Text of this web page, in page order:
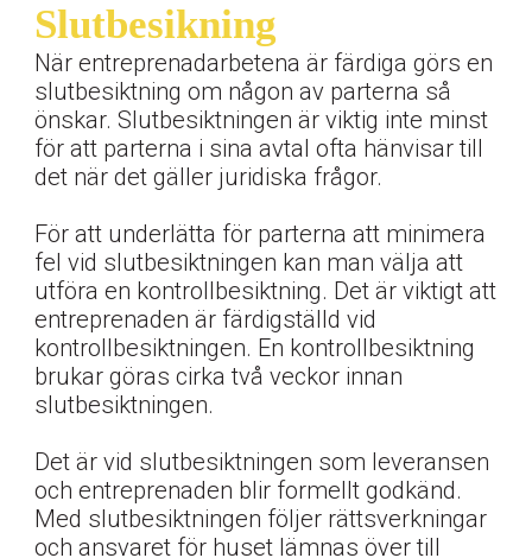
Slutbesikning
När entreprenadarbetena är färdiga görs en
slutbesiktning om någon av parterna så
önskar. Slutbesiktningen är viktig inte minst
för att parterna i sina avtal ofta hänvisar till
det när det gäller juridiska frågor.
För att underlätta för parterna att minimera
fel vid slutbesiktningen kan man välja att
utföra en kontrollbesiktning. Det är viktigt att
entreprenaden är färdigställd vid
kontrollbesiktningen. En kontrollbesiktning
brukar göras cirka två veckor innan
slutbesiktningen.
Det är vid slutbesiktningen som leveransen
och entreprenaden blir formellt godkänd.
Med slutbesiktningen följer rättsverkningar
och ansvaret för huset lämnas över till